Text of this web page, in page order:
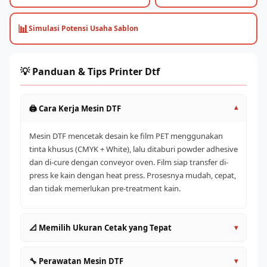
📊Simulasi Potensi Usaha Sablon
💡 Panduan & Tips Printer Dtf
🖨️ Cara Kerja Mesin DTF ▾
Mesin DTF mencetak desain ke film PET menggunakan
tinta khusus (CMYK + White), lalu ditaburi powder adhesive
dan di-cure dengan conveyor oven. Film siap transfer di-
press ke kain dengan heat press. Prosesnya mudah, cepat,
dan tidak memerlukan pre-treatment kain.
📐 Memilih Ukuran Cetak yang Tepat ▾
🔧 Perawatan Mesin DTF ▾